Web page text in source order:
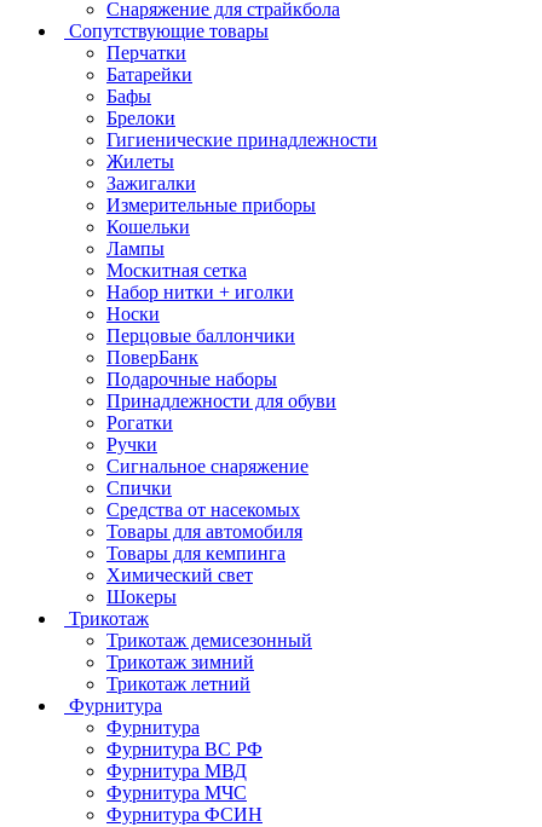
Снаряжение для страйкбола
Сопутствующие товары
Перчатки
Батарейки
Бафы
Брелоки
Гигиенические принадлежности
Жилеты
Зажигалки
Измерительные приборы
Кошельки
Лампы
Москитная сетка
Набор нитки + иголки
Носки
Перцовые баллончики
ПоверБанк
Подарочные наборы
Принадлежности для обуви
Рогатки
Ручки
Сигнальное снаряжение
Спички
Средства от насекомых
Товары для автомобиля
Товары для кемпинга
Химический свет
Шокеры
Трикотаж
Трикотаж демисезонный
Трикотаж зимний
Трикотаж летний
Фурнитура
Фурнитура
Фурнитура ВС РФ
Фурнитура МВД
Фурнитура МЧС
Фурнитура ФСИН